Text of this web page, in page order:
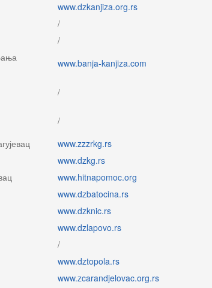
www.dzkanjiza.org.rs
/
/
www.banja-kanjiza.com
/
/
www.zzzrkg.rs
www.dzkg.rs
www.hitnapomoc.org
www.dzbatocina.rs
www.dzknic.rs
www.dzlapovo.rs
/
www.dztopola.rs
www.zcarandjelovac.org.rs